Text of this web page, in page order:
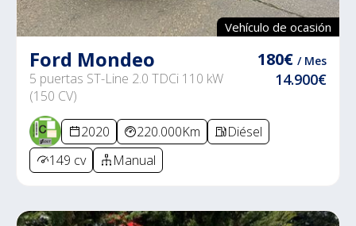
Vehículo de ocasión
Ford Mondeo
5 puertas ST-Line 2.0 TDCi 110 kW
(150 CV)
180€ / Mes
14.900€
2020 220.000Km
Diésel
149 cv
Manual